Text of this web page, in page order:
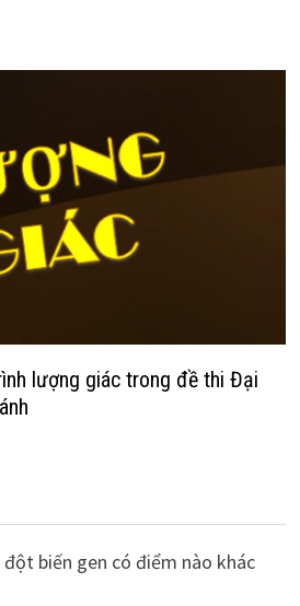
lượng giác trong đề thi Đại
biến gen có điểm nào khác